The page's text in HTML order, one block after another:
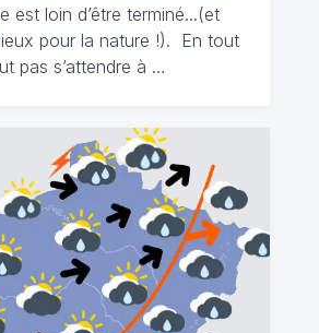
est loin d’être terminé...(et
pour la nature !). En tout
pas s’attendre à …